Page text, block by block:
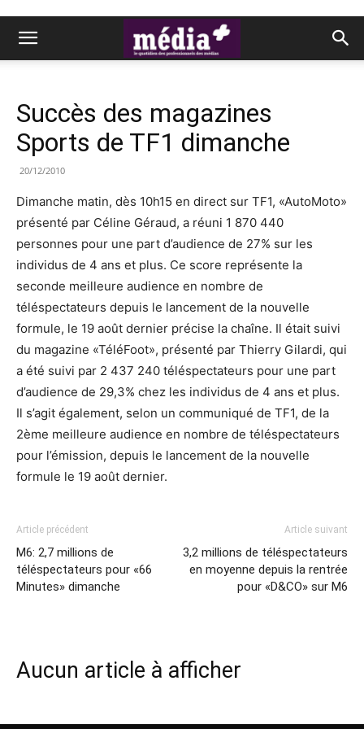
Succès des magazines
Sports de TF1 dimanche
20/12/2010
Dimanche matin, dès 10h15 en direct sur TF1, «AutoMoto»
présenté par Céline Géraud, a réuni 1 870 440
personnes pour une part d’audience de 27% sur les
individus de 4 ans et plus. Ce score représente la
seconde meilleure audience en nombre de
téléspectateurs depuis le lancement de la nouvelle
formule, le 19 août dernier précise la chaîne. Il était suivi
du magazine «TéléFoot», présenté par Thierry Gilardi, qui
a été suivi par 2 437 240 téléspectateurs pour une part
d’audience de 29,3% chez les individus de 4 ans et plus.
Il s’agit également, selon un communiqué de TF1, de la
2ème meilleure audience en nombre de téléspectateurs
pour l’émission, depuis le lancement de la nouvelle
formule le 19 août dernier.
Article précédent
M6: 2,7 millions de
téléspectateurs pour «66
Minutes» dimanche
Article suivant
3,2 millions de téléspectateurs
en moyenne depuis la rentrée
pour «D&CO» sur M6
Aucun article à afficher